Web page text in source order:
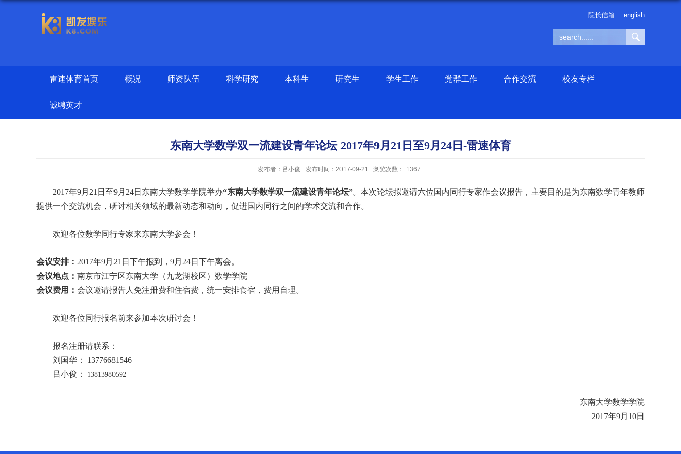
院长信箱 english
雷速体育首页 概况 师资队伍 科学研究 本科生 研究生 学生工作 党群工作 合作交流 校友专栏
诚聘英才
东南大学数学双一流建设青年论坛 2017年9月21日至9月24日-雷速体育
发布者：吕小俊 发布时间：2017-09-21 浏览次数： 1367
2017年9月 21 日至9月 24日东南大学数学学院举办“东南大学数学双一流建设青年论坛”。本次论坛拟邀请六位国内同行专家作会议报告，主要目的是为东南数学青年教师
提供一个交流机会，研讨相关领域的最新动态和动向，促进国内同行之间的学术交流和合作。
欢迎各位数学同行专家来东南大学参会！
会议安排： 2017年9月 21 日下午报到， 9月 24日下午离会。
会议地点： 南京市江宁区东南大学（九龙湖校区）数学学院
会议费用： 会议邀请报告人免注册费和住宿费，统一安排食宿，费用自理。
欢迎各位同行报名前来参加本次研讨会！
报名注册请联系：
刘国华：
13776681546
吕小俊：
13813980592
东南大学数学学院
2017年9月 10日